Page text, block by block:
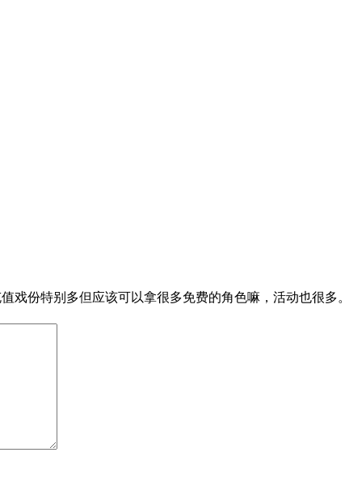
戏份特别多但应该可以拿很多免费的角色嘛，活动也很多。